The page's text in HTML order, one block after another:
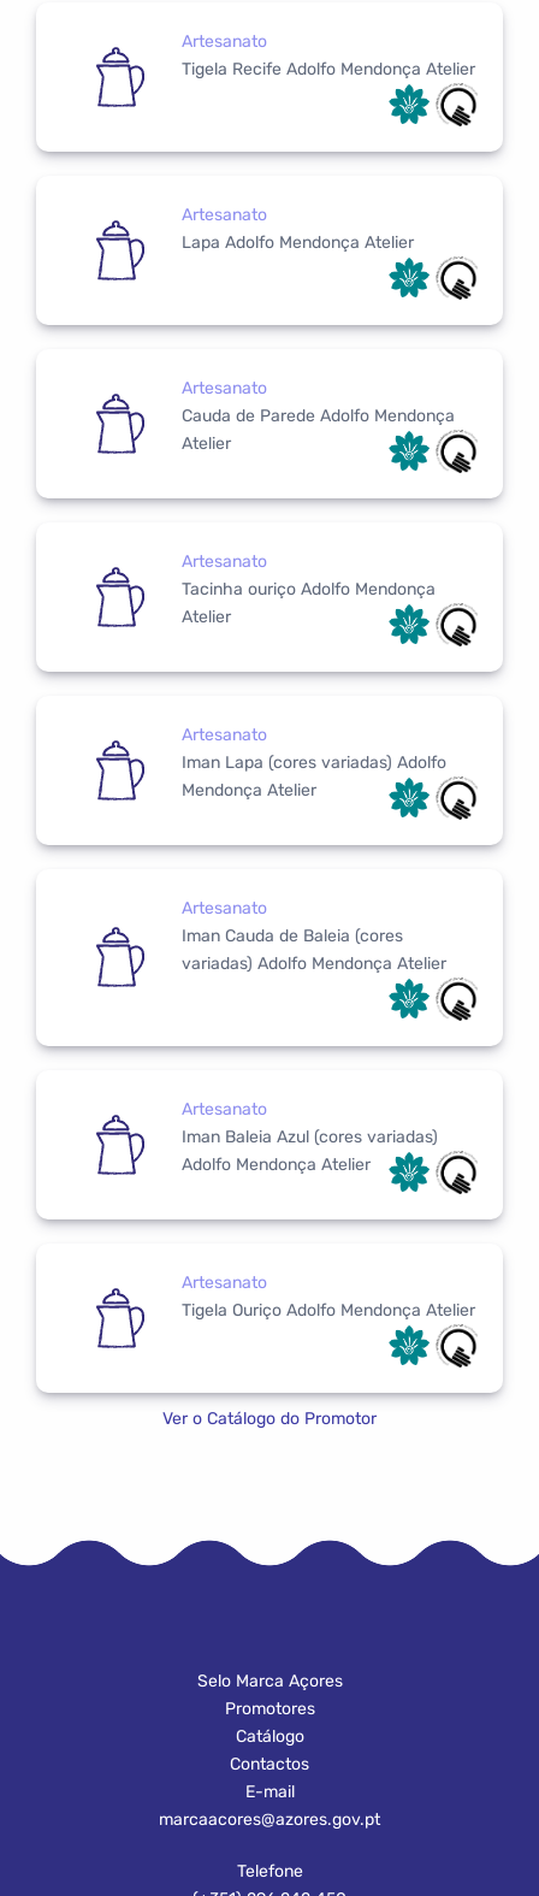
Artesanato
Tigela Recife Adolfo Mendonça Atelier
Artesanato
Lapa Adolfo Mendonça Atelier
Artesanato
Cauda de Parede Adolfo Mendonça
Atelier
Artesanato
Tacinha ouriço Adolfo Mendonça
Atelier
Artesanato
Iman Lapa (cores variadas) Adolfo
Mendonça Atelier
Artesanato
Iman Cauda de Baleia (cores
variadas) Adolfo Mendonça Atelier
Artesanato
Iman Baleia Azul (cores variadas)
Adolfo Mendonça Atelier
Artesanato
Tigela Ouriço Adolfo Mendonça Atelier
Ver o Catálogo do Promotor
Selo Marca Açores
Promotores
Catálogo
Contactos
E-mail
marcaacores@azores.gov.pt
Telefone